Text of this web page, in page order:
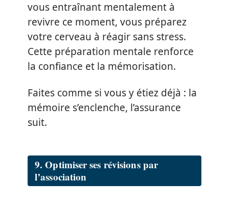
vous entraînant mentalement à
revivre ce moment, vous préparez
votre cerveau à réagir sans stress.
Cette préparation mentale renforce
la confiance et la mémorisation.
Faites comme si vous y étiez déjà : la
mémoire s’enclenche, l’assurance
suit.
9. Optimiser ses révisions par
l’association